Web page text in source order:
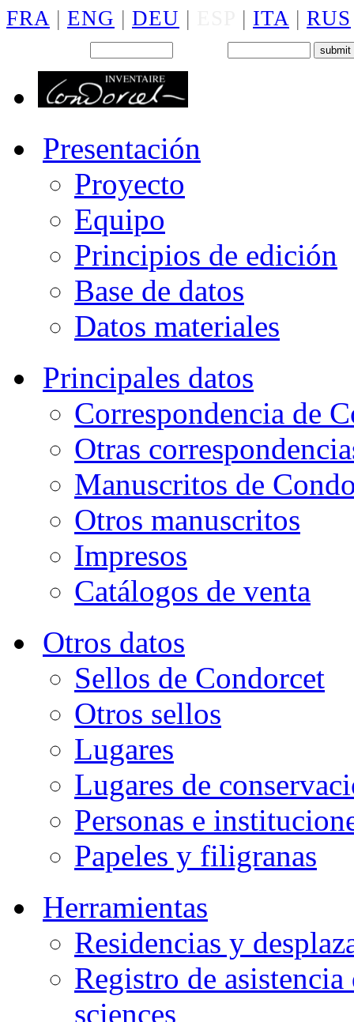
FRA | ENG | DEU | | ITA | RUS
Presentación
Proyecto
Equipo
Principios de edición
Base de datos
Datos materiales
Principales datos
Correspondencia de
Otras
Manuscritos de
Otros manuscritos
Impresos
Catálogos de venta
Otros datos
Sellos de Condorcet
Otros sellos
Lugares
Lugares de
Personas e
Papeles y filigranas
Herramientas
Residencias y
Registro de
sciences